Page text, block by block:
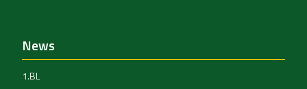
News
1.BL